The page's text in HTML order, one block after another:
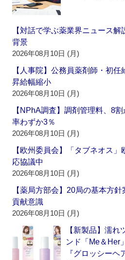
【対話で学ぶ薬業界ニュース
背景
2026年08月10日 (月)
【人事院】公務員薬剤師・初任
昇給幅縮小
2026年08月10日 (月)
【NPhA調査】調剤管理料、8
率わずか3％
2026年08月10日 (月)
【欧州委員会】「タブネオス
応協議中
2026年08月10日 (月)
【薬局方部会】20局の基本方
貢献意識
2026年08月10日 (月)
【新製品】濡れ
ンド「Me＆Her
『グロッシーヘ